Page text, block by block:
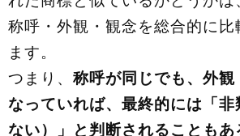
称呼・外観・観念を総合的に
ます。
つまり、 称呼が同じでも、外
なっていれば、最終的には「
ない）」と判断されることもあ